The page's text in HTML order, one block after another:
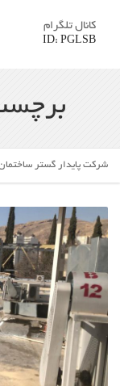
کانال تلگرام
ID: PGLSB
شرکت پایدار گستر